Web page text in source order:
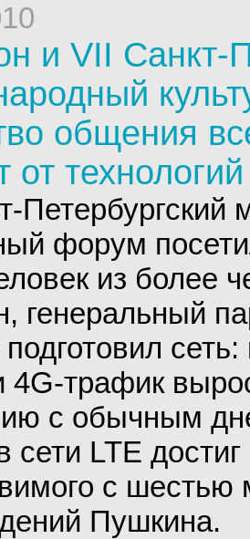
и VII Санкт-
общения
от технологий
форум
из более
генеральный
подготовил
4G-трафик
с обычным
сети LTE
с
Пушкина.